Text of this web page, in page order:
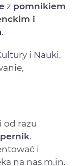
z pomnikiem
i
.
i Nauki.
od razu
.
i
na nas m.in.